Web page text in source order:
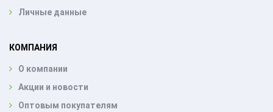
Личные данные
КОМПАНИЯ
О компании
Акции и новости
Оптовым покупателям